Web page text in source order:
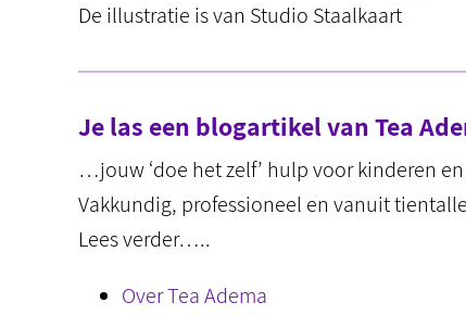
De illustratie is van Studio Staalkaart
Je las een blogartikel van Tea
…jouw ‘doe het zelf’ hulp voor kinderen
Vakkundig, professioneel en vanuit
Lees verder…..
Over Tea Adema